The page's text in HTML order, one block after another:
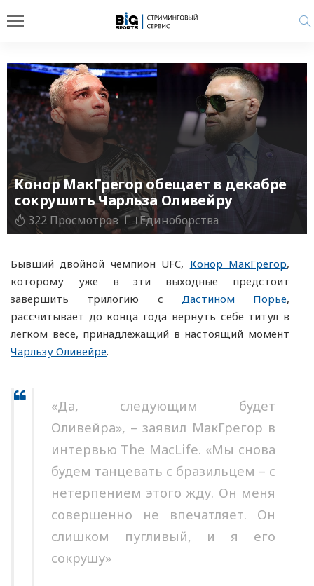
Конор МакГрегор обещает в декабре
сокрушить Чарльза Оливейру
322 Просмотров Единоборства
Бывший двойной чемпион UFC, Конор МакГрегор,
которому уже в эти выходные предстоит
завершить трилогию с Дастином Порье,
рассчитывает до конца года вернуть себе титул в
легком весе, принадлежащий в настоящий момент
Чарльзу Оливейре.
«Да, следующим будет
Оливейра», – заявил МакГрегор в
интервью The MacLife. «Мы снова
будем танцевать с бразильцем – с
нетерпением этого жду. Он меня
совершенно не впечатляет. Он
слишком пугливый, и я его
сокрушу»